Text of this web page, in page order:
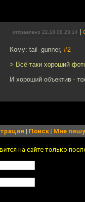
отправлено 22.10.08 23:14
Кому: tail_gunner, #2
> Всё-таки хороший
И хороший объектив -
| Поиск| Мне
на сайте только